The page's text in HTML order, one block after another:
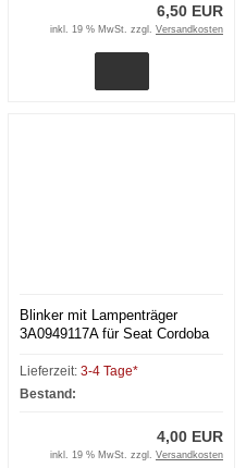
6,50 EUR
inkl. 19 % MwSt. zzgl. Versandkosten
Blinker mit Lampenträger
3A0949117A für Seat Cordoba
Lieferzeit: 3-4 Tage*
Bestand:
4,00 EUR
inkl. 19 % MwSt. zzgl. Versandkosten